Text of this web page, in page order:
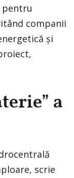
pentru
companii
și
a
scrie